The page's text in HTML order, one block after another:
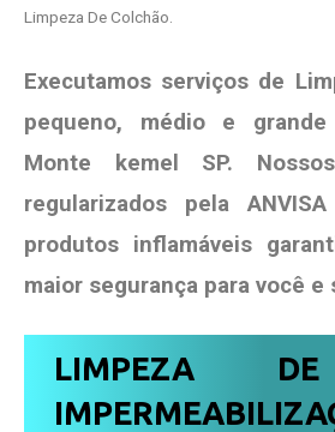
Limpeza De Colchão.
Executamos serviços de
pequeno, médio e
Monte kemel SP.
regularizados pela
produtos inflamáveis
maior segurança para você e
LIMPEZA